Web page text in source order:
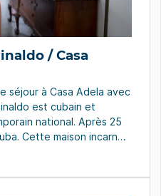
/ Casa
séjour à Casa Adela avec
est cubain et
national. Après 25
Cette maison incarne